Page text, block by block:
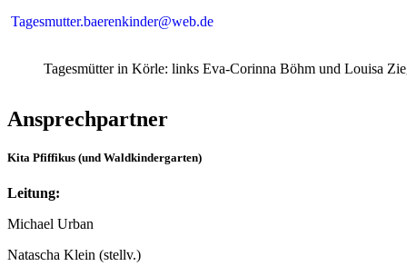
Tagesmutter.baerenkinder@web.de
Tagesmütter in Körle: links Eva-Corinna Böhm und Louisa
Ansprechpartner
Kita Pfiffikus (und Waldkindergarten)
Leitung:
Michael Urban
Natascha Klein (stellv.)